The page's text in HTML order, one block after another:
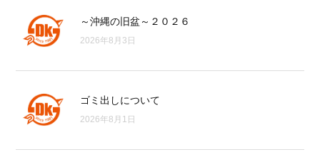
～沖縄の旧盆～２０２６
2026年8月3日
ゴミ出しについて
2026年8月1日